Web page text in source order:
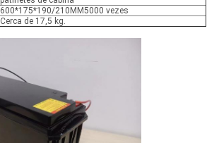
600*175*190/210MM5000 vezes
Cerca de 17,5 kg.